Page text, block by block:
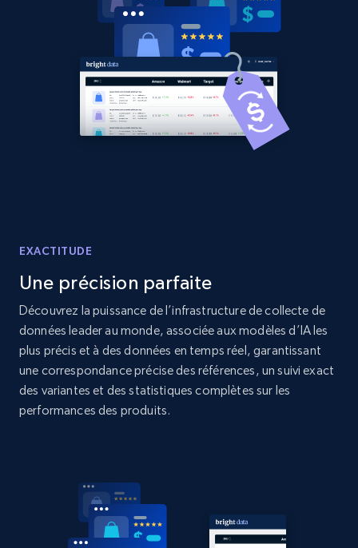
353+ Commencer
Home Depot US - Discover products by
2.1K+
Home Depot US - Discovery products by
specific category URL
URL, Domain, Country code, Model number,
Sku, Product id, Product name, Manufacturer,
and more.
EXACTITUDE
Une précision parfaite
Découvrez la puissance de l’infrastructure de collecte de
données leader au monde, associée aux modèles d’IA les
plus précis et à des données en temps réel, garantissant
une correspondance précise des références, un suivi exact
des variantes et des statistiques complètes sur les
performances des produits.